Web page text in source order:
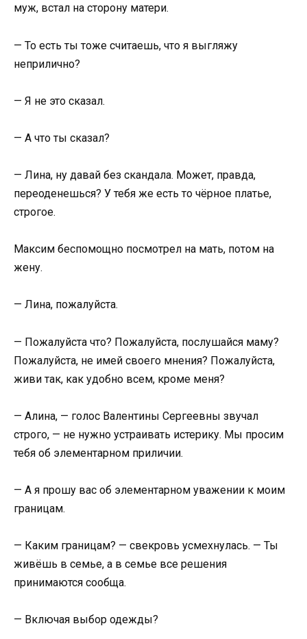
муж, встал на сторону матери.
— То есть ты тоже считаешь, что я выгляжу
неприлично?
— Я не это сказал.
— А что ты сказал?
— Лина, ну давай без скандала. Может, правда,
переоденешься? У тебя же есть то чёрное платье,
строгое.
Максим беспомощно посмотрел на мать, потом на
жену.
— Лина, пожалуйста.
— Пожалуйста что? Пожалуйста, послушайся маму?
Пожалуйста, не имей своего мнения? Пожалуйста,
живи так, как удобно всем, кроме меня?
— Алина, — голос Валентины Сергеевны звучал
строго, — не нужно устраивать истерику. Мы просим
тебя об элементарном приличии.
— А я прошу вас об элементарном уважении к моим
границам.
— Каким границам? — свекровь усмехнулась. — Ты
живёшь в семье, а в семье все решения
принимаются сообща.
— Включая выбор одежды?